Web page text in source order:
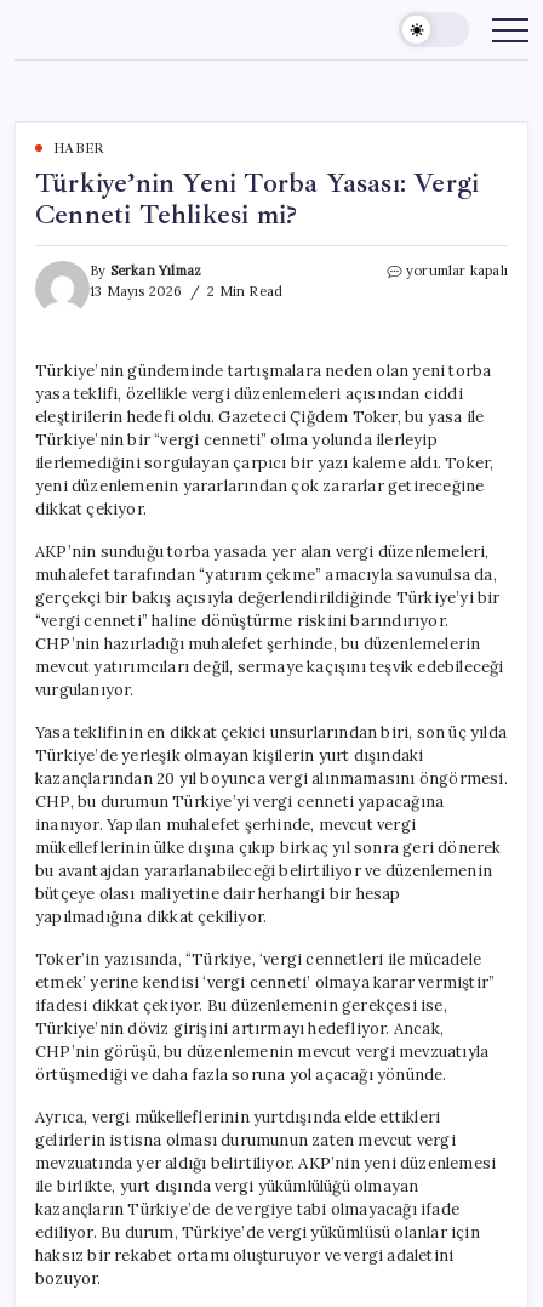
content
HABER
Türkiye’nin Yeni Torba Yasası: Vergi
Cenneti Tehlikesi mi?
By Serkan Yılmaz
13 Mayıs 2026
2 Min Read
Türkiye’nin
Cenneti
Tehlikesi
mi?
için
yorumlar kapalı
Türkiye’nin gündeminde tartışmalara neden olan yeni torba
yasa teklifi, özellikle vergi düzenlemeleri açısından ciddi
eleştirilerin hedefi oldu. Gazeteci Çiğdem Toker, bu yasa ile
Türkiye’nin bir “vergi cenneti” olma yolunda ilerleyip
ilerlemediğini sorgulayan çarpıcı bir yazı kaleme aldı. Toker,
yeni düzenlemenin yararlarından çok zararlar getireceğine
dikkat çekiyor.
AKP’nin sunduğu torba yasada yer alan vergi düzenlemeleri,
muhalefet tarafından “yatırım çekme” amacıyla savunulsa da,
gerçekçi bir bakış açısıyla değerlendirildiğinde Türkiye’yi bir
“vergi cenneti” haline dönüştürme riskini barındırıyor.
CHP’nin hazırladığı muhalefet şerhinde, bu düzenlemelerin
mevcut yatırımcıları değil, sermaye kaçışını teşvik edebileceği
vurgulanıyor.
Yasa teklifinin en dikkat çekici unsurlarından biri, son üç yılda
Türkiye’de yerleşik olmayan kişilerin yurt dışındaki
kazançlarından 20 yıl boyunca vergi alınmamasını öngörmesi.
CHP, bu durumun Türkiye’yi vergi cenneti yapacağına
inanıyor. Yapılan muhalefet şerhinde, mevcut vergi
mükelleflerinin ülke dışına çıkıp birkaç yıl sonra geri dönerek
bu avantajdan yararlanabileceği belirtiliyor ve düzenlemenin
bütçeye olası maliyetine dair herhangi bir hesap
yapılmadığına dikkat çekiliyor.
Toker’in yazısında, “Türkiye, ‘vergi cennetleri ile mücadele
etmek’ yerine kendisi ‘vergi cenneti’ olmaya karar vermiştir”
ifadesi dikkat çekiyor. Bu düzenlemenin gerekçesi ise,
Türkiye’nin döviz girişini artırmayı hedefliyor. Ancak,
CHP’nin görüşü, bu düzenlemenin mevcut vergi mevzuatıyla
örtüşmediği ve daha fazla soruna yol açacağı yönünde.
Ayrıca, vergi mükelleflerinin yurtdışında elde ettikleri
gelirlerin istisna olması durumunun zaten mevcut vergi
mevzuatında yer aldığı belirtiliyor. AKP’nin yeni düzenlemesi
ile birlikte, yurt dışında vergi yükümlülüğü olmayan
kazançların Türkiye’de de vergiye tabi olmayacağı ifade
ediliyor. Bu durum, Türkiye’de vergi yükümlüsü olanlar için
haksız bir rekabet ortamı oluşturuyor ve vergi adaletini
bozuyor.